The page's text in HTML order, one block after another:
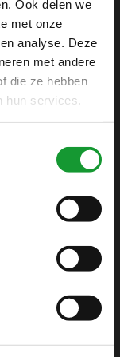
Ook delen we
met onze
analyse. Deze
met andere
die ze hebben
services.